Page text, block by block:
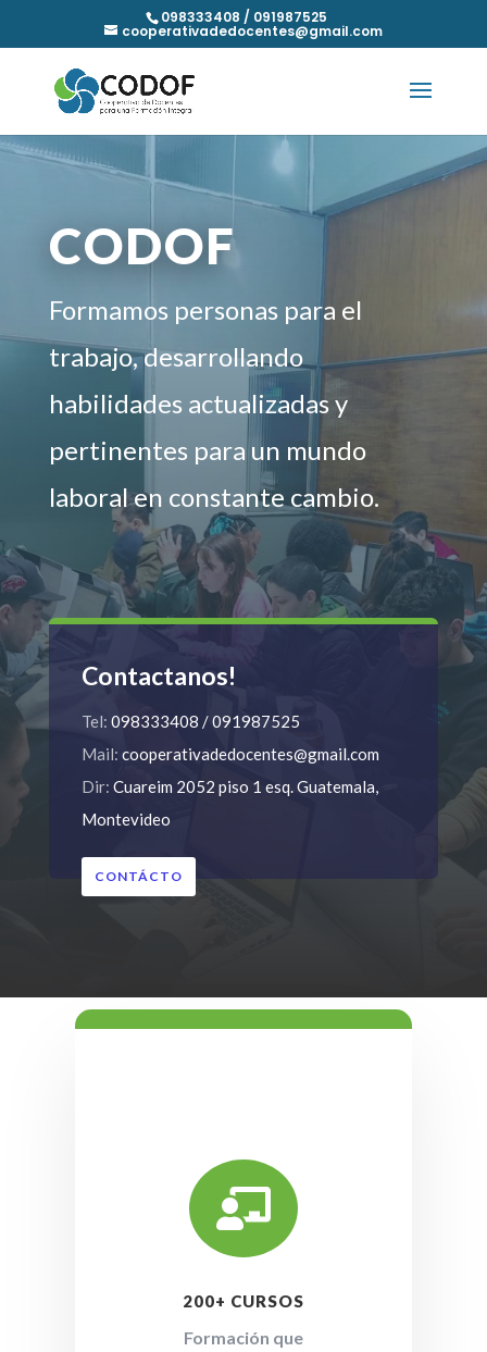
098333408 / 091987525
cooperativadedocentes@gmail.com
CODOF
Formamos personas para el
trabajo, desarrollando
habilidades actualizadas y
pertinentes para un mundo
laboral en constante cambio.
Contactanos!
Tel: 098333408 / 091987525
Mail: cooperativadedocentes@gmail.com
Dir: Cuareim 2052 piso 1 esq. Guatemala,
Montevideo
CONTÁCTO

200+ CURSOS
Formación que